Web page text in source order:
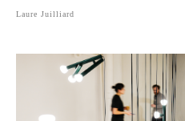
Laure Juilliard